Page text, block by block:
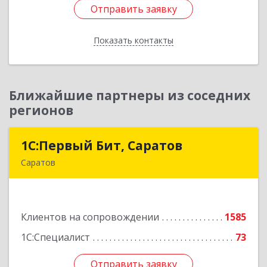
Отправить заявку
Показать контакты
Отправить заявку
Назад
Ближайшие партнеры из соседних
регионов
1С:Первый Бит, Саратов
Саратов
Клиентов на сопровождении
1585
1С:Специалист
73
Отправить заявку
1С:Первый Бит, Саратов
Подробнее
Отправить заявку